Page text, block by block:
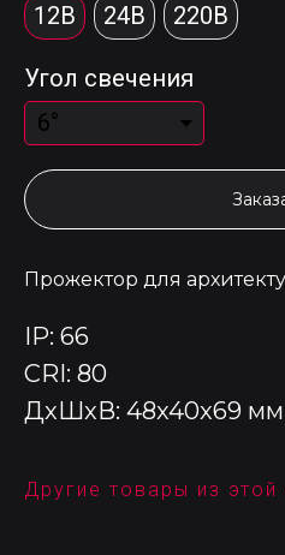
12В
24В 220В
Угол свечения
Прожектор для
IP: 66
CRI: 80
ДxШxВ: 48x40x69 мм
Другие товары из этой